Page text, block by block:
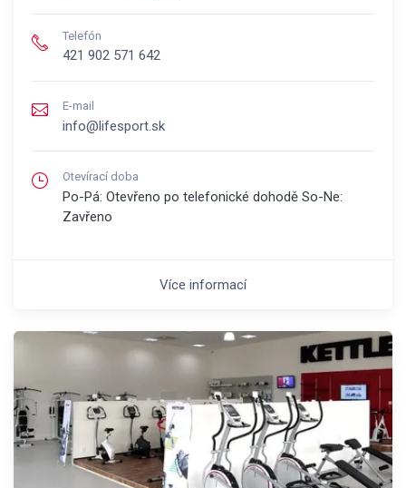
Telefón
421 902 571 642
E-mail
info@lifesport.sk
Otevírací doba
Po-Pá: Otevřeno po telefonické dohodě So-Ne:
Zavřeno
Více informací